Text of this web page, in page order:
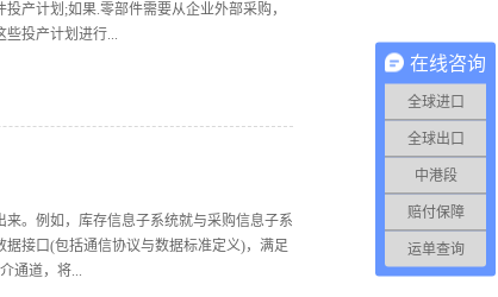
产计划;如果.零部件需要从企业外部采购，
些投产计划进行...
产生了闭环MRP,法国到香港 闭环MRP就
是可以接受的和可行的，那么执行职能就开
商和厂方的延期报...
。例如，库存信息子系统就与采购信息子系
接口(包括通信协议与数据标准定义)，满足
通道，将...
在线咨询
全球进口
全球出口
中港段
赔付保障
运单查询